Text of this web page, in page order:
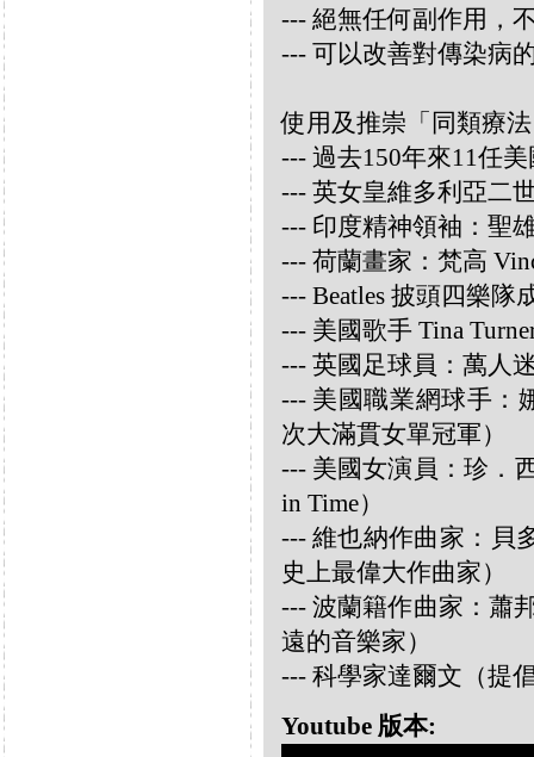
--- 絕無任何副作用，
--- 可以改善對傳染病
使用及推崇「同類療
--- 過去150年來11任
--- 英女皇維多利亞二
--- 印度精神領袖：聖
--- 荷蘭畫家：梵高
--- Beatles 披頭四樂隊
--- 美國歌手 Tina
--- 英國足球員：萬人
--- 美國職業網球手：
次大滿貫女單冠軍）
--- 美國女演員：珍．
in Time）
--- 維也納作曲家：貝
史上最偉大作曲家）
--- 波蘭籍作曲家：蕭
遠的音樂家）
--- 科學家達爾文（提
Youtube 版本: